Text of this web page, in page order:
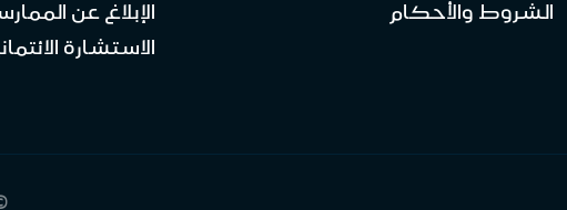
الشروط والأحكام
الإبلاغ عن
الاستشارة